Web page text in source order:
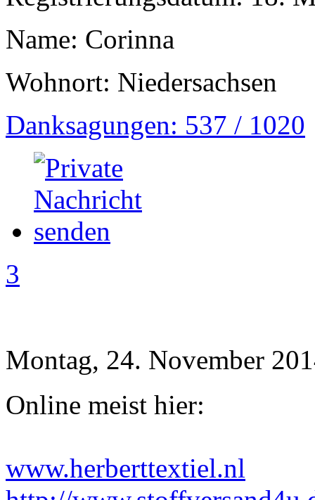
Name: Corinna
Wohnort: Niedersachsen
Danksagungen: 537 / 1020
3
Montag, 24. November
Online meist hier:
www.herberttextiel.nl